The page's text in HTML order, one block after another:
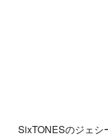
SixTONESのジェシ